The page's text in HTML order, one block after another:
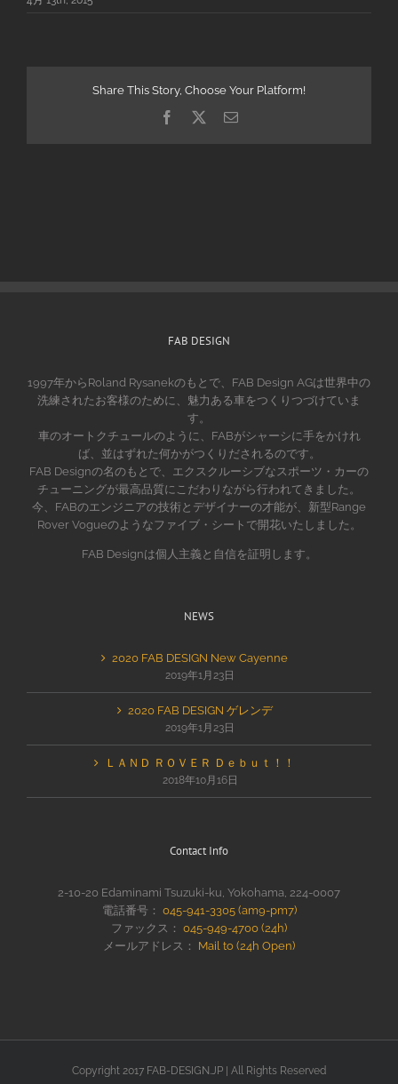
Share This Story, Choose Your Platform!
Facebook
電
FAB DESIGN
1997年からRoland Rysanekのもとで、FAB Design AGは世界中の
洗練されたお客様のために、魅力ある車をつくりつづけていま
す。
車のオートクチュールのように、FABがシャーシに手をかけれ
ば、並はずれた何かがつくりだされるのです。
FAB Designの名のもとで、エクスクルーシブなスポーツ・カーの
チューニングが最高品質にこだわりながら行われてきました。
今、FABのエンジニアの技術とデザイナーの才能が、新型Range
Rover Vogueのようなファイブ・シートで開花いたしました。
FAB Designは個人主義と自信を証明します。
NEWS
2020 FAB DESIGN New Cayenne
2019年1月23日
2020 FAB DESIGN ゲレンデ
2019年1月23日
ＬＡＮＤ ＲＯＶＥＲ Ｄｅｂｕｔ！！
2018年10月16日
Contact Info
2-10-20 Edaminami Tsuzuki-ku, Yokohama, 224-0007
電話番号： 045-941-3305 (am9-pm7)
ファックス： 045-949-4700 (24h)
メールアドレス： Mail to (24h Open)
Copyright 2017 FAB-DESIGN.JP | All Rights Reserved